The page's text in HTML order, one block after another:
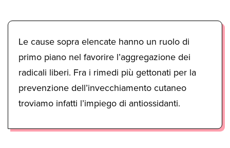
Le cause sopra elencate hanno un ruolo di
primo piano nel favorire l’aggregazione dei
radicali liberi. Fra i rimedi più gettonati per la
prevenzione dell’invecchiamento cutaneo
troviamo infatti l’impiego di antiossidanti.